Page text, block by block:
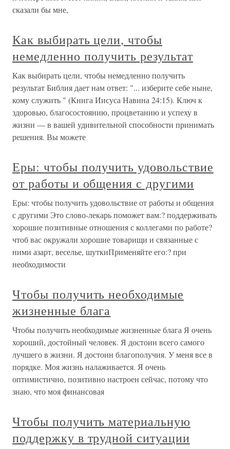
сказали бы мне,
Как выбирать цели, чтобы
немедленно получить результат
Как выбирать цели, чтобы немедленно получить
результат Библия дает нам ответ: "... изберите себе ныне,
кому служить " (Книга Иисуса Навина 24:15). Ключ к
здоровью, благосостоянию, процветанию и успеху в
жизни — в вашей удивительной способности принимать
решения. Вы можете
Еры: чтобы получить удовольствие
от работы и общения с другими
Еры: чтобы получить удовольствие от работы и общения
с другими Это слово-лекарь поможет вам:? поддерживать
хорошие позитивные отношения с коллегами по работе?
чтоб вас окружали хорошие товарищи и связанные с
ними азарт, веселье, шуткиПрименяйте его:? при
необходимости
Чтобы получить необходимые
жизненные блага
Чтобы получить необходимые жизненные блага Я очень
хороший, достойный человек. Я достоин всего самого
лучшего в жизни. Я достоин благополучия. У меня все в
порядке. Моя жизнь налаживается. Я очень
оптимистично, позитивно настроен сейчас, потому что
знаю, что моя финансовая
Чтобы получить материальную
поддержку в трудной ситуации